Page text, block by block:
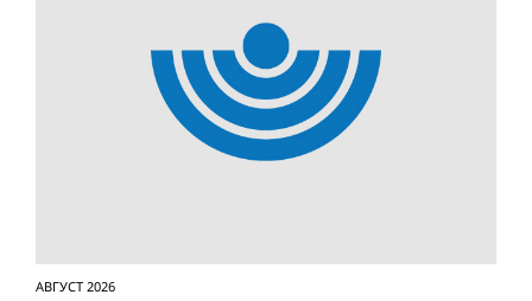
АВГУСТ 2026